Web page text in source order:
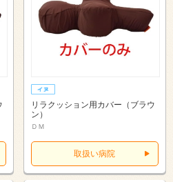
リラクッション用カバー（ブラウ
ン）
ＤＭ
取扱い病院